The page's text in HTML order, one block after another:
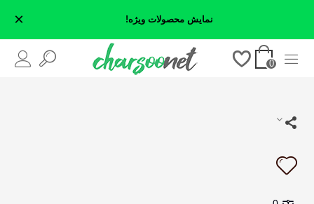
نمایش محصولات ویژه! ×
0